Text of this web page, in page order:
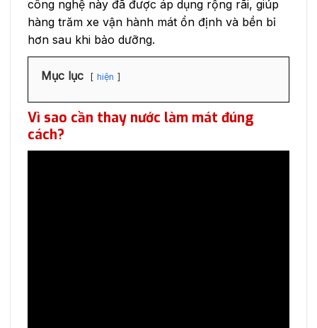
công nghệ này đã được áp dụng rộng rãi, giúp
hàng trăm xe vận hành mát ổn định và bền bỉ
hơn sau khi bảo dưỡng.
Mục lục hiện
Vì sao cần thay nước làm mát đúng
cách?